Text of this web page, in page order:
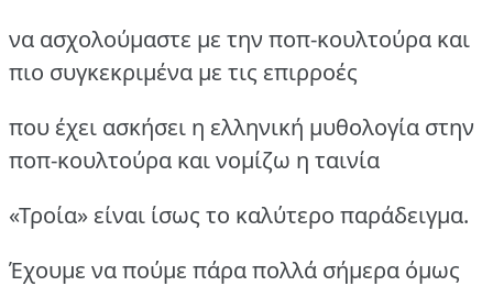
να ασχολούμαστε με την ποπ-κουλτούρα και
πιο συγκεκριμένα με τις επιρροές
που έχει ασκήσει η ελληνική μυθολογία στην
ποπ-κουλτούρα και νομίζω η ταινία
«Τροία» είναι ίσως το καλύτερο παράδειγμα.
Έχουμε να πούμε πάρα πολλά σήμερα όμως